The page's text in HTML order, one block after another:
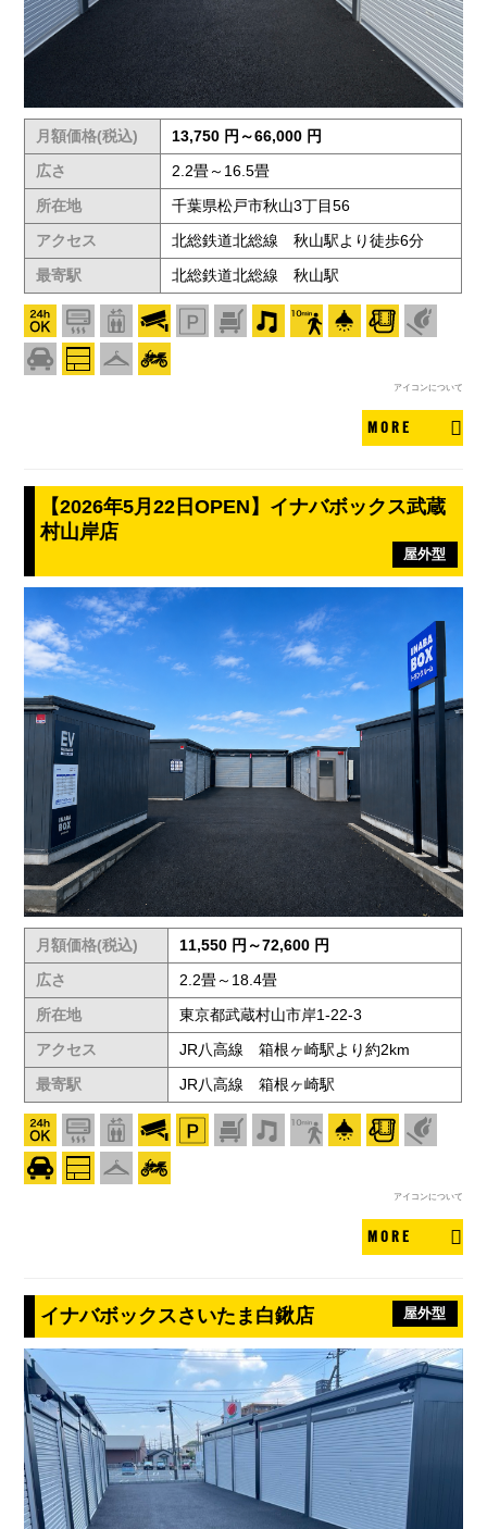
月額価格(税込)
13,750 円～66,000 円
広さ
2.2畳～16.5畳
所在地
千葉県松戸市秋山3丁目56
アクセス
北総鉄道北総線 秋山駅より徒歩6分
最寄駅
北総鉄道北総線 秋山駅
アイコンについて
MORE
【2026年5月22日OPEN】イナバボックス武蔵
村山岸店
屋外型
月額価格(税込)
11,550 円～72,600 円
広さ
2.2畳～18.4畳
所在地
東京都武蔵村山市岸1-22-3
アクセス
JR八高線 箱根ヶ崎駅より約2km
最寄駅
JR八高線 箱根ヶ崎駅
アイコンについて
MORE
イナバボックスさいたま白鍬店 屋外型